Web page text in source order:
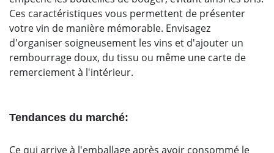
Ces caractéristiques vous permettent de présenter
votre vin de manière mémorable. Envisagez
d'organiser soigneusement les vins et d'ajouter un
rembourrage doux, du tissu ou même une carte de
remerciement à l'intérieur.
Tendances du marché:
Ce qui arrive à l'emballage après avoir consommé le